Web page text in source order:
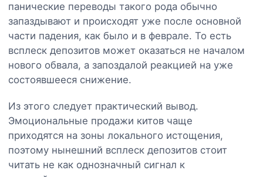
панические переводы такого рода обычно
запаздывают и происходят уже после основной
части падения, как было и в феврале. То есть
всплеск депозитов может оказаться не началом
нового обвала, а запоздалой реакцией на уже
состоявшееся снижение.
Из этого следует практический вывод.
Эмоциональные продажи китов чаще
приходятся на зоны локального истощения,
поэтому нынешний всплеск депозитов стоит
читать не как однозначный сигнал к